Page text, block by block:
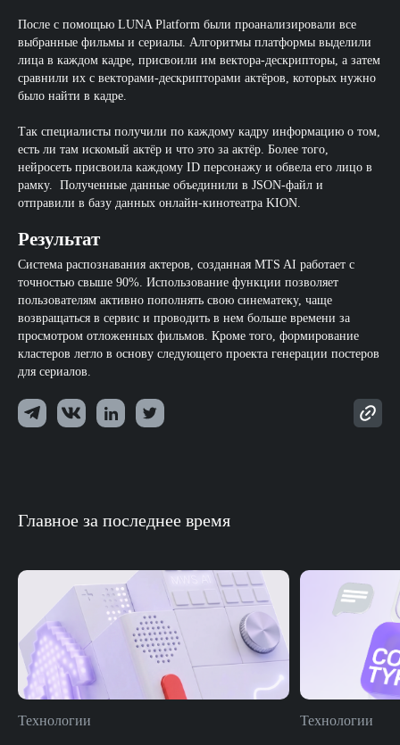
После с помощью LUNA Platform были проанализировали все
выбранные фильмы и сериалы. Алгоритмы платформы выделили
лица в каждом кадре, присвоили им вектора-дескрипторы, а затем
сравнили их с векторами-дескрипторами актёров, которых нужно
было найти в кадре.
Так специалисты получили по каждому кадру информацию о том,
есть ли там искомый актёр и что это за актёр. Более того,
нейросеть присвоила каждому ID персонажу и обвела его лицо в
рамку. Полученные данные объединили в JSON-файл и
отправили в базу данных онлайн-кинотеатра KION.
Результат
Система распознавания актеров, созданная MTS AI работает с
точностью свыше 90%. Использование функции позволяет
пользователям активно пополнять свою синематеку, чаще
возвращаться в сервис и проводить в нем больше времени за
просмотром отложенных фильмов. Кроме того, формирование
кластеров легло в основу следующего проекта генерации постеров
для сериалов.
Главное за последнее время
Технологии Технологии